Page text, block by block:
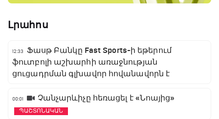
Լրահոս
12:33
Ֆասթ Բանկը Fast Sports-ի եթերում
ֆուտբոլի աշխարհի առաջնության
ցուցադրման գլխավոր հովանավորն է
00:01 Չանչարևիչը հեռացել է «Նոայից»
ՊԱՇՏՈՆԱԿԱՆ